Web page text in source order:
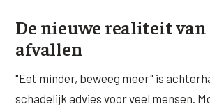
De nieuwe realiteit van
afvallen
"Eet minder, beweeg meer" is
schadelijk advies voor veel mensen.